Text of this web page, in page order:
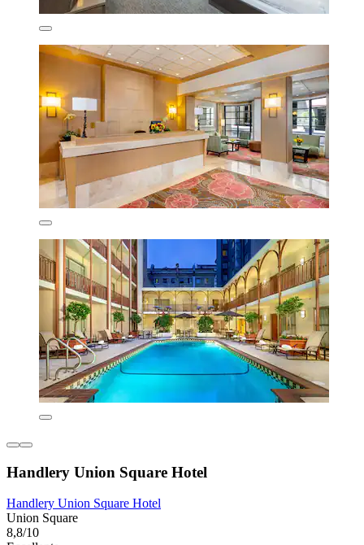
Handlery Union Square Hotel
Handlery Union Square Hotel
Union Square
8,8/10